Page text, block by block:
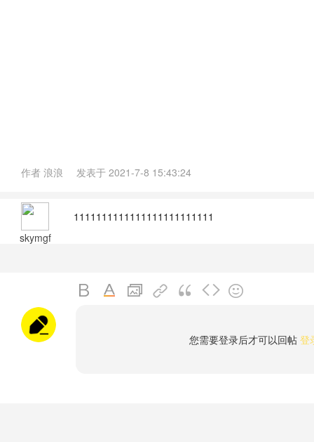
作者 浪浪 发表于 2021-7-8 15:43:24
skymgf
1111111111111111111111111
您需要登录后才可以回帖 登